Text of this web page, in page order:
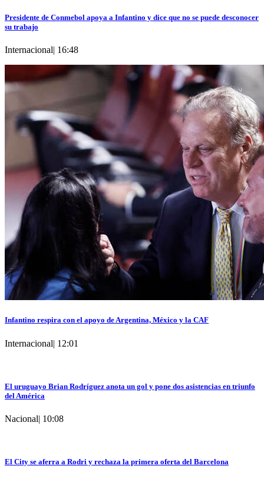
Presidente de Conmebol apoya a Infantino y dice que no se puede desconocer
su trabajo
Internacional| 16:48
Infantino respira con el apoyo de Argentina, México y la CAF
Internacional| 12:01
El uruguayo Brian Rodríguez anota un gol y pone dos asistencias en triunfo
del América
Nacional| 10:08
El City se aferra a Rodri y rechaza la primera oferta del Barcelona